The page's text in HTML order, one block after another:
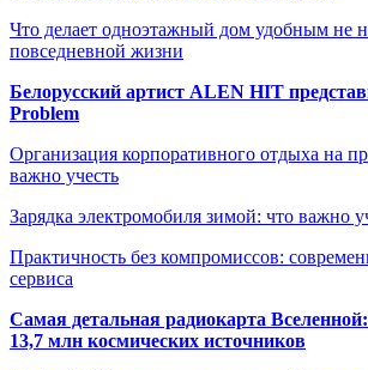
Что делает одноэтажный дом удобным не
повседневной жизни
Белорусский артист ALEN HIT
Problem
Организация корпоративного отдыха на
важно учесть
Зарядка электромобиля зимой: что важно
Практичность без компромиссов:
сервиса
Самая детальная радиокарта
13,7 млн космических источников